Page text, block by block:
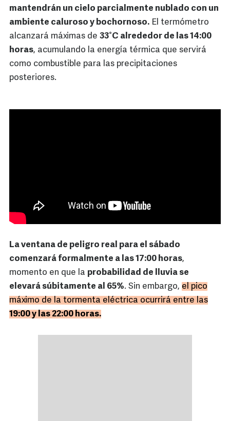
mantendrán un cielo parcialmente nublado con un
ambiente caluroso y bochornoso. El termómetro
alcanzará máximas de 33°C alrededor de las 14:00
horas, acumulando la energía térmica que servirá
como combustible para las precipitaciones
posteriores.
La ventana de peligro real para el sábado
comenzará formalmente a las 17:00 horas,
momento en que la probabilidad de lluvia se
elevará súbitamente al 65%. Sin embargo, el pico
máximo de la tormenta eléctrica ocurrirá entre las
19:00 y las 22:00 horas.